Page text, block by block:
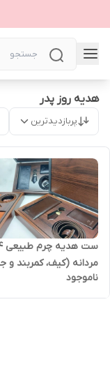
هدیه روز پدر
پربازدیدترین
مردانه (کیف، کمربند و
ناموجود